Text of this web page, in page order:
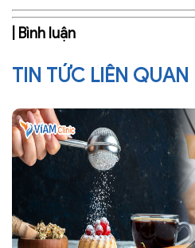
| Bình luận
TIN TỨC LIÊN QUAN